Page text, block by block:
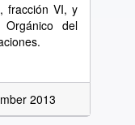
fracción VI, y
del
2013